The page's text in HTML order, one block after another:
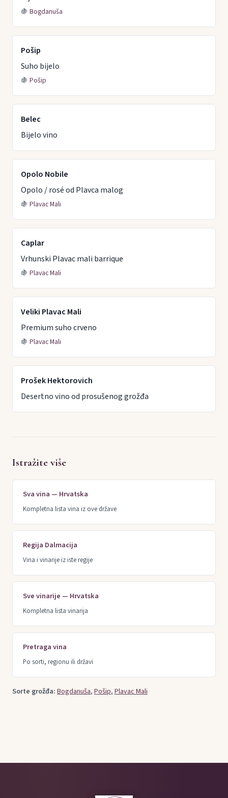
🍇 Bogdanuša
Pošip
Suho bijelo
🍇 Pošip
Belec
Bijelo vino
Opolo Nobile
Opolo / rosé od Plavca malog
🍇 Plavac Mali
Caplar
Vrhunski Plavac mali barrique
🍇 Plavac Mali
Veliki Plavac Mali
Premium suho crveno
🍇 Plavac Mali
Prošek Hektorovich
Desertno vino od prosušenog grožđa
Istražite više
Sva vina — Hrvatska
Kompletna lista vina iz ove države
Regija Dalmacija
Vina i vinarije iz iste regije
Sve vinarije — Hrvatska
Kompletna lista vinarija
Pretraga vina
Po sorti, regionu ili državi
Sorte grožđa:Bogdanuša,Pošip,Plavac Mali